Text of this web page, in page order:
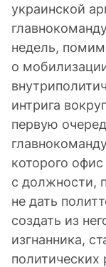
украинской
недель,
о
интрига
первую
которого
с должности,
не дать
создать из
изгнанника,
политических